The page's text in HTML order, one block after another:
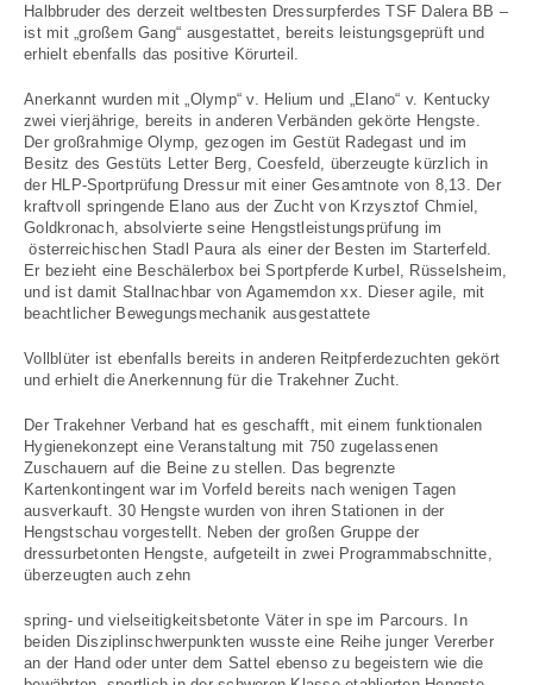
Halbbruder des derzeit weltbesten Dressurpferdes TSF Dalera BB –
ist mit „großem Gang“ ausgestattet, bereits leistungsgeprüft und
erhielt ebenfalls das positive Körurteil.
Anerkannt wurden mit „Olymp“ v. Helium und „Elano“ v. Kentucky
zwei vierjährige, bereits in anderen Verbänden gekörte Hengste.
Der großrahmige Olymp, gezogen im Gestüt Radegast und im
Besitz des Gestüts Letter Berg, Coesfeld, überzeugte kürzlich in
der HLP-Sportprüfung Dressur mit einer Gesamtnote von 8,13. Der
kraftvoll springende Elano aus der Zucht von Krzysztof Chmiel,
Goldkronach, absolvierte seine Hengstleistungsprüfung im
österreichischen Stadl Paura als einer der Besten im Starterfeld.
Er bezieht eine Beschälerbox bei Sportpferde Kurbel, Rüsselsheim,
und ist damit Stallnachbar von Agamemdon xx. Dieser agile, mit
beachtlicher Bewegungsmechanik ausgestattete
Vollblüter ist ebenfalls bereits in anderen Reitpferdezuchten gekört
und erhielt die Anerkennung für die Trakehner Zucht.
Der Trakehner Verband hat es geschafft, mit einem funktionalen
Hygienekonzept eine Veranstaltung mit 750 zugelassenen
Zuschauern auf die Beine zu stellen. Das begrenzte
Kartenkontingent war im Vorfeld bereits nach wenigen Tagen
ausverkauft. 30 Hengste wurden von ihren Stationen in der
Hengstschau vorgestellt. Neben der großen Gruppe der
dressurbetonten Hengste, aufgeteilt in zwei Programmabschnitte,
überzeugten auch zehn
spring- und vielseitigkeitsbetonte Väter in spe im Parcours. In
beiden Disziplinschwerpunkten wusste eine Reihe junger Vererber
an der Hand oder unter dem Sattel ebenso zu begeistern wie die